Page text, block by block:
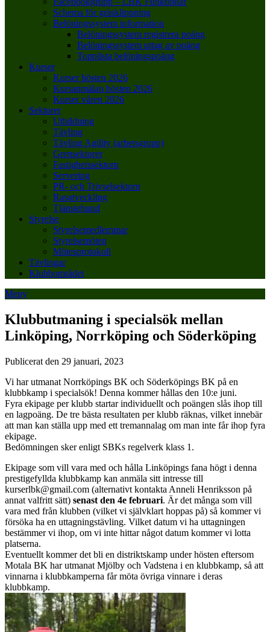
Schema för gräsklippning
Belöningssystem information
Belöningssystem registrera poäng
Belöningssystem uttag av poäng
Topplista belöningspoäng
Kurser
Kurser hösten 2026
Kursanmälan hösten 2026
Kurser våren 2026
Sektorer
Utbildning
Tävling
Tävling Agility (arbetsgrupp)
Grensektorer
Fastighetssektorn
Servering
PR- och Trivselsektorn
Rasutveckling
Tjänstehund
Styrelse
Styrelsemedlemmar
Styrelsemöten
Mötesprotokoll
Tävlingar
Klubbområdet
Meny
Klubbutmaning i specialsök mellan
Linköping, Norrköping och Söderköping
Publicerat den 29 januari, 2023
Vi har utmanat Norrköpings BK och Söderköpings BK på en
klubbkamp i specialsök! Denna kommer hållas den 10:e juni.
Fyra ekipage per klubb startar individuellt och poängen slås ihop till
en lagpoäng. De tre bästa resultaten per klubb räknas, vilket innebär
att man kan ställa upp med ett tremannalag om man inte får ihop fyra
ekipage.
Bedömningen sker enligt SBKs regelverk klass 1.
Ekipage som vill vara med och hålla Linköpings fana högt i denna
prestigefyllda klubbkamp kan anmäla sitt intresse till
kurserlbk@gmail.com (alternativt kontakta Anneli Henriksson på
annat valfritt sätt) senast den 4e februari. Är det många som vill
vara med från klubben (vilket vi självklart hoppas på) så kommer vi
försöka ha en uttagningstävling. Vilket datum vi ha uttagningen
bestämmer vi ihop, om vi inte hittar något datum kommer vi lotta
platserna.
Eventuellt kommer det bli en distriktskamp under hösten eftersom
Motala BK har utmanat Mjölby och Vadstena i en klubbkamp, så att
vinnarna i klubbkamperna får möta övriga vinnare i deras
klubbkamp.